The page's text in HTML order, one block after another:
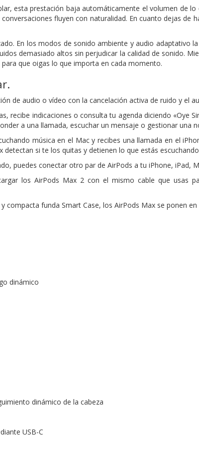
esta prestación baja automáticamente el volumen de
fluyen con naturalidad. En cuanto dejas de
En los modos de sonido ambiente y audio adaptativo
demasiado altos sin perjudicar la calidad de sonido.
que oigas lo que importa en cada momento.
de audio o vídeo con la cancelación activa de ruido y el
recibe indicaciones o consulta tu agenda diciendo «Oye
a una llamada, escuchar un mensaje o gestionar una
música en el Mac y recibes una llamada en el
si te los quitas y detienen lo que estás
puedes conectar otro par de AirPods a tu iPhone, iPad,
los AirPods Max 2 con el mismo cable que usas
compacta funda Smart Case, los AirPods Max se ponen
dinámico
dinámico de la cabeza
USB-C